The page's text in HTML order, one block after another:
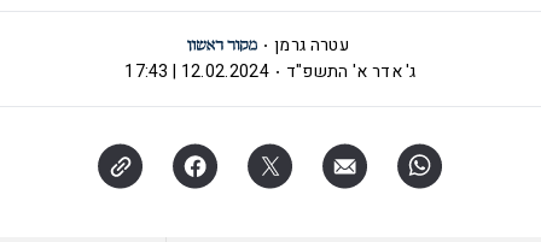
עטרה גרמן
ג' אדר א' התשפ"ד
12.02.2024 | 17:43